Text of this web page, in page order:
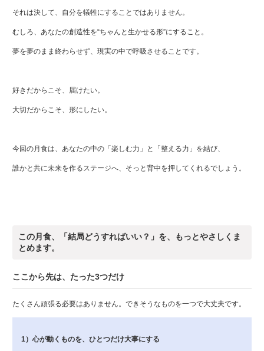
それは決して、自分を犠牲にすることではありません。
むしろ、あなたの創造性を“ちゃんと生かせる形”にすること。
夢を夢のまま終わらせず、現実の中で呼吸させることです。
好きだからこそ、届けたい。
大切だからこそ、形にしたい。
今回の月食は、あなたの中の「楽しむ力」と「整える力」を結び、
誰かと共に未来を作るステージへ、そっと背中を押してくれるでしょう。
この月食、「結局どうすればいい？」を、もっとやさしくま
とめます。
ここから先は、たった3つだけ
たくさん頑張る必要はありません。できそうなものを一つで大丈夫です。
1）心が動くものを、ひとつだけ大事にする